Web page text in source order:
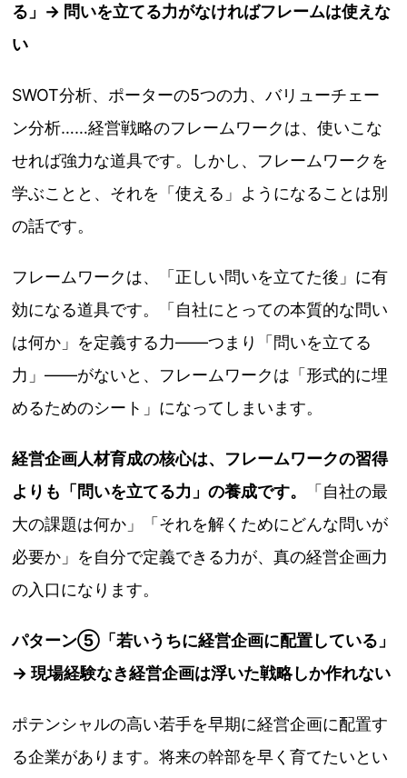
る」→ 問いを立てる力がなければフレームは使えな
い
SWOT分析、ポーターの5つの力、バリューチェー
ン分析……経営戦略のフレームワークは、使いこな
せれば強力な道具です。しかし、フレームワークを
学ぶことと、それを「使える」ようになることは別
の話です。
フレームワークは、「正しい問いを立てた後」に有
効になる道具です。「自社にとっての本質的な問い
は何か」を定義する力——つまり「問いを立てる
力」——がないと、フレームワークは「形式的に埋
めるためのシート」になってしまいます。
経営企画人材育成の核心は、フレームワークの習得
よりも「問いを立てる力」の養成です。
「自社の最
大の課題は何か」「それを解くためにどんな問いが
必要か」を自分で定義できる力が、真の経営企画力
の入口になります。
パターン⑤「若いうちに経営企画に配置している」
→ 現場経験なき経営企画は浮いた戦略しか作れない
ポテンシャルの高い若手を早期に経営企画に配置す
る企業があります。将来の幹部を早く育てたいとい